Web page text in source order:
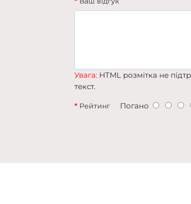
Увага: HTML розмітка не
текст.
Рейтинг Погано